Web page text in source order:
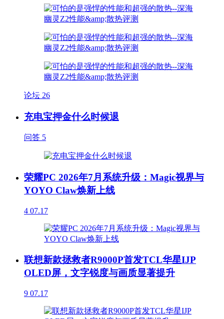
论坛 26
充电宝押金什么时候退
问答 5
荣耀PC 2026年7月系统升级：Magic视界与
YOYO Claw焕新上线
4 07.17
联想新款拯救者R9000P首发TCL华星IJP
OLED屏，文字锐度与画质显著提升
9 07.17